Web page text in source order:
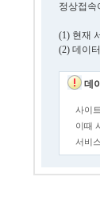
정상접속
(1) 현재
(2) 데이
데
사이
이때
서비